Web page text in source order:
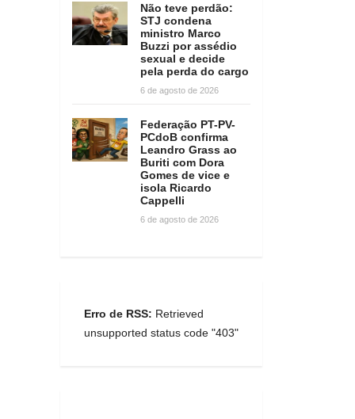
Não teve perdão:
STJ condena
ministro Marco
Buzzi por assédio
sexual e decide
pela perda do cargo
6 de agosto de 2026
Federação PT-PV-
PCdoB confirma
Leandro Grass ao
Buriti com Dora
Gomes de vice e
isola Ricardo
Cappelli
6 de agosto de 2026
Erro de RSS: Retrieved
unsupported status code "403"